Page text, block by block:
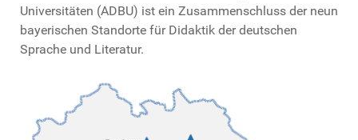
Universitäten (ADBU) ist ein Zusammenschluss der neun
bayerischen Standorte für Didaktik der deutschen
Sprache und Literatur.